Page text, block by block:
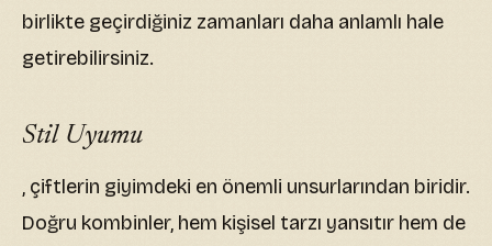
birlikte geçirdiğiniz zamanları daha anlamlı hale
getirebilirsiniz.
Stil Uyumu
, çiftlerin giyimdeki en önemli unsurlarından biridir.
Doğru kombinler, hem kişisel tarzı yansıtır hem de